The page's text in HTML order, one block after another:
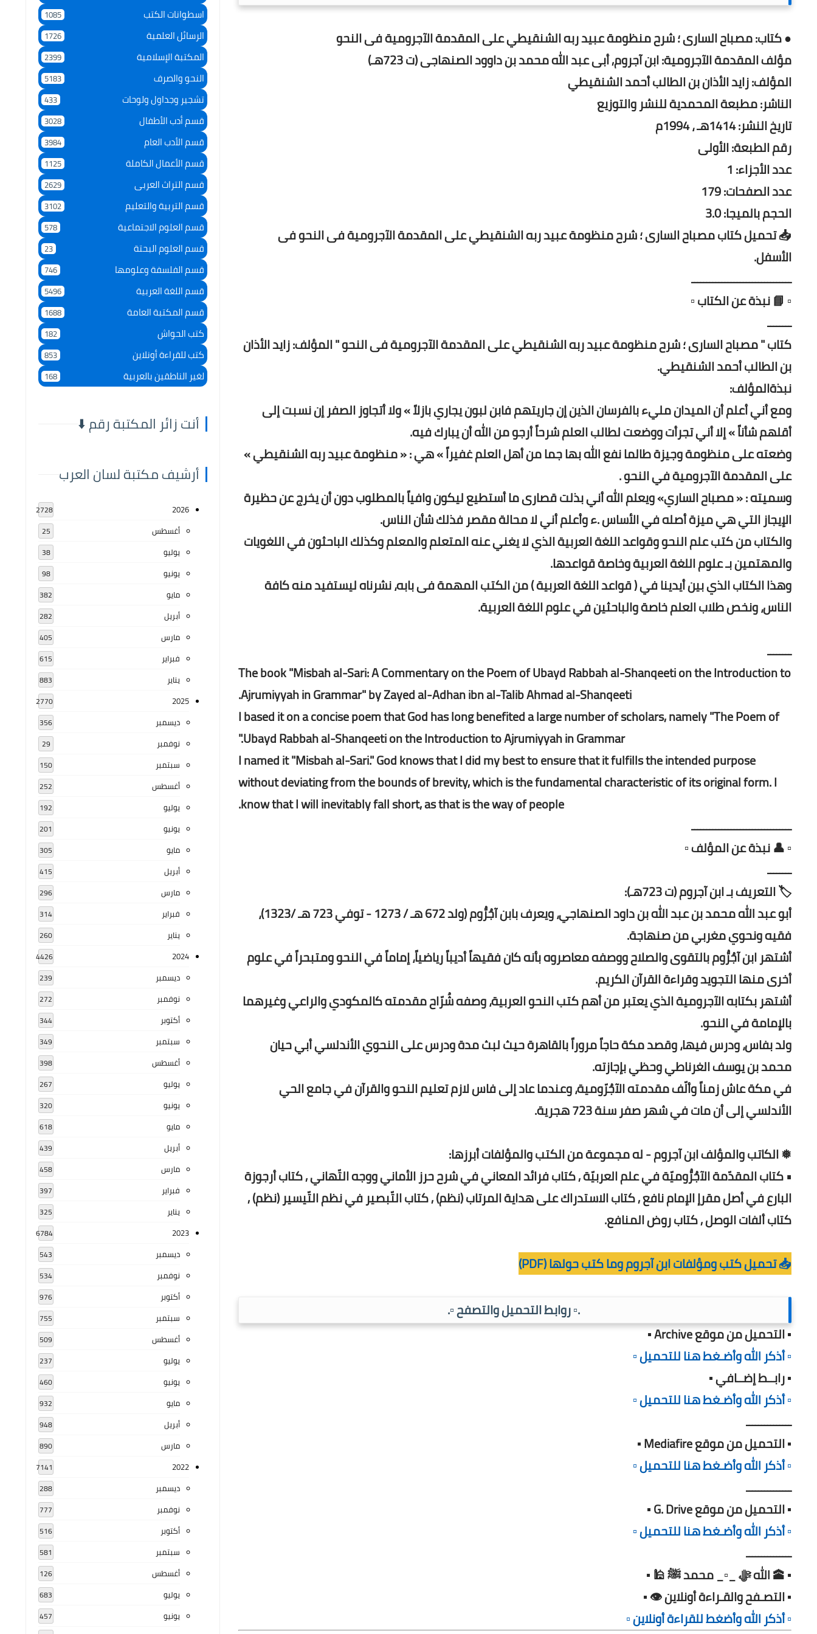
● كتاب: مصباح السارى ؛ شرح منظومة عبيد ربه الشنقيطي على المقدمة الآجرومية فى النحو
مؤلف المقدمة الآجرومية: ابن آجروم, أبى عبد الله محمد بن داوود الصنهاجى (ت 723هـ)
المؤلف: زايد الأذان بن الطالب أحمد الشنقيطي
الناشر: مطبعة المحمدية للنشر والتوزيع
تاريخ النشر: 1414هـ ، 1994م
رقم الطبعة: الأولى
عدد الأجزاء: 1
عدد الصفحات: 179
الحجم بالميجا: 3.0
📥 تحميل كتاب مصباح السارى ؛ شرح منظومة عبيد ربه الشنقيطي على المقدمة الآجرومية فى النحو فى
الأسفل.
ـــــــــــــــــــــــــــــــــ
▫️ 📘 نبذة عن الكتاب ▫️
ــــــــ
كتاب " مصباح السارى ؛ شرح منظومة عبيد ربه الشنقيطي على المقدمة الآجرومية فى النحو " المؤلف: زايد الأذان
بن الطالب أحمد الشنقيطي.
نبذةالمؤلف:
ومع أني أعلم أن الميدان مليء بالفرسان الذين إن جاريتهم فابن لبون يجاري بازلاً » ولا أتجاوز الصفر إن نسبت إلى
أقلهم شأناً » إلا أني تجرأت ووضعت لطالب العلم شرحاً أرجو من الله أن يبارك فيه.
وضعته على منظومة وجيزة طالما نفع الله بها جما من أهل العلم غفيراً » هي : « منظومة عبيد ربه الشنقيطي »
على المقدمة الآجرومية في النحو .
وسميته : « مصباح الساري» ويعلم الله أني بذلت قصارى ما أستطيع ليكون وافياً بالمطلوب دون أن يخرج عن حظيرة
الإيجاز التي هي ميزة أصله في الأساس .ء وأعلم أني لا محالة مقصر فذلك شأن الناس.
والكتاب من كتب علم النحو وقواعد اللغة العربية الذي لا يغني عنه المتعلم والمعلم وكذلك الباحثون في اللغويات
والمهتمين بـ علوم اللغة العربية وخاصة قواعدها.
وهذا الكتاب الذي بين أيدينا في ( قواعد اللغة العربية ) من الكتب المهمة فى بابه، نشرناه ليستفيد منه كافة
الناس، ونخص طلاب العلم خاصة والباحثين في علوم اللغة العربية.
ــــــــ
The book "Misbah al-Sari: A Commentary on the Poem of Ubayd Rabbah al-Shanqeeti on the Introduction to
Ajrumiyyah in Grammar" by Zayed al-Adhan ibn al-Talib Ahmad al-Shanqeeti.
I based it on a concise poem that God has long benefited a large number of scholars, namely "The Poem of
Ubayd Rabbah al-Shanqeeti on the Introduction to Ajrumiyyah in Grammar."
I named it "Misbah al-Sari." God knows that I did my best to ensure that it fulfills the intended purpose
without deviating from the bounds of brevity, which is the fundamental characteristic of its original form. I
know that I will inevitably fall short, as that is the way of people.
ـــــــــــــــــــــــــــــــــ
▫️ 👤 نبذة عن المؤلف ▫️
ــــــــ
🏷️ التعريف بـ ابن آجروم (ت 723هـ):
أبو عبد الله محمد بن عبد الله بن داود الصنهاجي، ويعرف بابن آجُرُّوم (ولد 672 هـ / 1273 - توفي 723 هـ /1323)،
فقيه ونحوي مغربي من صنهاجة.
أشتهر ابن آجُرُّوم بالتقوى والصلاح ووصفه معاصروه بأنه كان فقيهاً أديباً رياضياً، إماماً في النحو ومتبحراً في علوم
أخرى منها التجويد وقراءة القرآن الكريم.
أشتهر بكتابه الآجرومية الذي يعتبر من أهم كتب النحو العربية، وصفه شُرّاح مقدمته كالمكودي والراعي وغيرهما
بالإمامة في النحو.
ولد بفاس، ودرس فيها، وقصد مكة حاجاً مروراً بالقاهرة حيث لبث مدة ودرس على النحوي الأندلسي أبي حيان
محمد بن يوسف الغرناطي وحظي بإجازته.
في مكة عاش زمناً وألّف مقدمته الآجُرّومية، وعندما عاد إلى فاس لازم تعليم النحو والقرآن في جامع الحي
الأندلسي إلى أن مات في شهر صفر سنة 723 هجرية.
❅ الكاتب والمؤلف ابن آجروم - له مجموعة من الكتب والمؤلفات أبرزها:
• كتاب المقدّمة الآجُرُّوميّة في علم العربيّة , كتاب فرائد المعاني في شرح حرز الأماني ووجه التّهاني , كتاب أرجوزة
البارع في أصل مقرإ الإمام نافع , كتاب الاستدراك على هداية المرتاب (نظم) , كتاب التّبصير في نظم التّيسير (نظم) ,
كتاب ألفات الوصل , كتاب روض المنافع.
📥 تحميل كتب ومؤلفات ابن آجروم وما كتب حولها (PDF)
.▫️ روابط التحميل والتصفح ▫️.
▪️ التحميل من موقع Archive ▪️
▫️ أذكر الله وأضـغط هنا للتحميل ▫️
▪️ رابــط إضــافي ▪️
▫️ أذكر الله وأضـغط هنا للتحميل ▫️
ـــــــــــــــ
▪️ التحميل من موقع Mediafire ▪️
▫️ أذكر الله وأضـغط هنا للتحميل ▫️
ـــــــــــــــ
▪️ التحميل من موقع G. Drive ▪️
▫️ أذكر الله وأضـغط هنا للتحميل ▫️
ـــــــــــــــ
▪️ 🕋 الله ﷻ _▫️_ محمد ﷺ 🕌 ▪️
▪️ التصـفح والقـراءة أونلاين 👁️ ▪️
▫️ أذكر الله وأضغط للقراءة أونلاين ▫️
اسطوانات الكتب 1085
الرسائل العلمية 1726
المكتبة الإسلامية 2399
النحو والصرف 5183
تشجير وجداول ولوحات 433
قسم أدب الأطفال 3028
قسم الأدب العام 3984
قسم الأعمال الكاملة 1125
قسم التراث العربى 2629
قسم التربية والتعليم 3102
قسم العلوم الاجتماعية 578
قسم العلوم البحتة 23
قسم الفلسفة وعلومها 746
قسم اللغة العربية 5496
قسم المكتبة العامة 1688
كتب الحواش 182
كتب للقراءة أونلاين 853
لغير الناطقين بالعربية 168
أنت زائر المكتبة رقم ⬇️
أرشيف مكتبة لسان العرب
2026
2728
أغسطس 25
يوليو 38
يونيو 98
مايو 382
أبريل 282
مارس 405
فبراير 615
يناير 883
2025
2770
ديسمبر 356
نوفمبر 29
سبتمبر 150
أغسطس 252
يوليو 192
يونيو 201
مايو 305
أبريل 415
مارس 296
فبراير 314
يناير 260
2024
4426
ديسمبر 239
نوفمبر 272
أكتوبر 344
سبتمبر 349
أغسطس 398
يوليو 267
يونيو 320
مايو 618
أبريل 439
مارس 458
فبراير 397
يناير 325
2023
6784
ديسمبر 543
نوفمبر 534
أكتوبر 976
سبتمبر 755
أغسطس 509
يوليو 237
يونيو 460
مايو 932
أبريل 948
مارس 890
2022
7141
ديسمبر 288
نوفمبر 777
أكتوبر 516
سبتمبر 581
أغسطس 126
يوليو 683
يونيو 457